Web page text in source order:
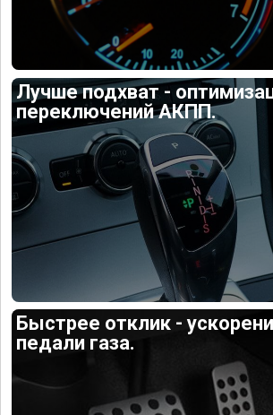
Лучше подхват -
переключений АКПП.
Быстрее отклик -
педали газа.